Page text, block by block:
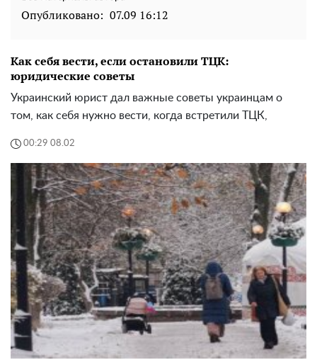
Опубликовано: 07.09 16:12
Как себя вести, если остановили ТЦК:
юридические советы
Украинский юрист дал важные советы украинцам о
том, как себя нужно вести, когда встретили ТЦК,
00:29 08.02